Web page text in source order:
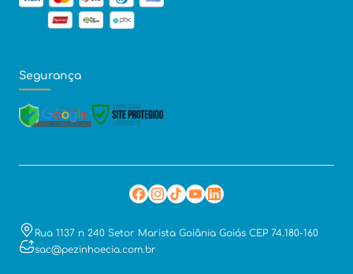
Segurança
Rua 1137 n 240 Setor Marista Goiânia Goiás CEP 74.180-160
sac@pezinhoecia.com.br